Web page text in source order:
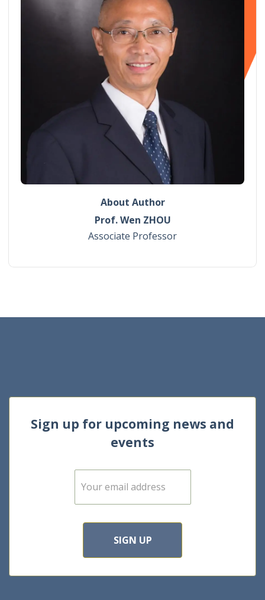
About Author
Prof. Wen ZHOU
Associate Professor
Sign up for upcoming news and
events
E
m
SIGN UP